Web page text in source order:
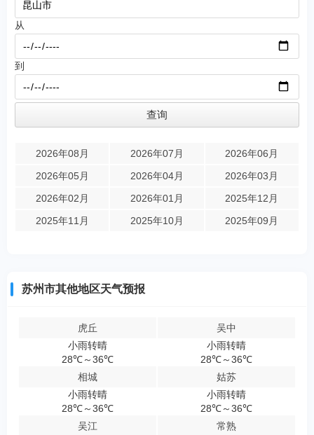
从
到
2026年08月 2026年07月
2026年06月
2026年05月
2026年04月
2026年03月
2026年02月
2026年01月
2025年12月
2025年11月
2025年10月 2025年09月
苏州市其他地区天气预报
虎丘
小雨转晴
28℃～36℃
吴中
小雨转晴
28℃～36℃
相城
小雨转晴
28℃～36℃
姑苏
小雨转晴
28℃～36℃
吴江
常熟